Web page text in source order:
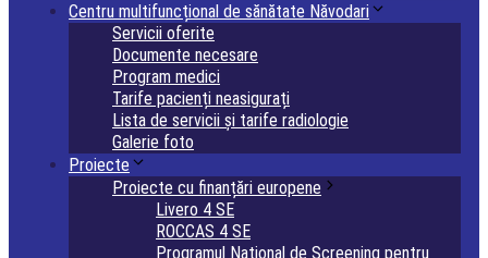
Centru multifuncțional de sănătate Năvodari
Servicii oferite
Documente necesare
Program medici
Tarife pacienți neasigurați
Lista de servicii și tarife radiologie
Galerie foto
Proiecte
Proiecte cu finanțări europene
Livero 4 SE
ROCCAS 4 SE
Programul Național de Screening pentru